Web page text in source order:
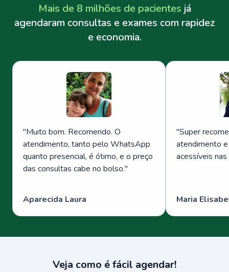
Mais de 8 milhões de pacientes já
agendaram consultas e exames com rapidez
e economia.
"Muito bom. Recomendo. O
atendimento, tanto pelo WhatsApp
quanto presencial, é ótimo, e o preço
das consultas cabe no bolso."
Aparecida Laura
"Super
atendimento
acessíveis
Maria
Veja como é fácil agendar!